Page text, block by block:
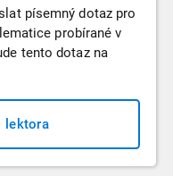
písemný dotaz pro
probírané v
tento dotaz na
lektora